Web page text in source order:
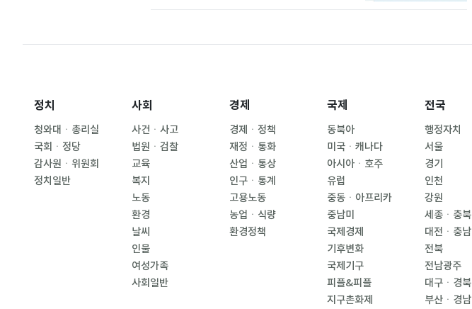
정치
청와대ㆍ총리실
국회ㆍ정당
감사원ㆍ위원회
정치일반
사회
사건ㆍ사고
법원ㆍ검찰
교육
복지
노동
환경
날씨
인물
여성가족
사회일반
경제
경제ㆍ정책
재정ㆍ통화
산업ㆍ통상
인구ㆍ통계
고용노동
농업ㆍ식량
환경정책
국제
동북아
미국ㆍ캐나다
아시아ㆍ호주
유럽
중동ㆍ아프리카
중남미
국제경제
기후변화
국제기구
피플&피플
지구촌화제
전국
행정자치
서울
경기
인천
강원
세종ㆍ충북
대전ㆍ충남
전북
전남광주
대구ㆍ경북
부산ㆍ경남